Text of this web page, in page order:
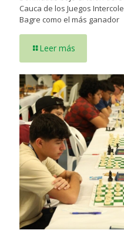
Cauca de los Juegos
Bagre como el más ganador
Leer más